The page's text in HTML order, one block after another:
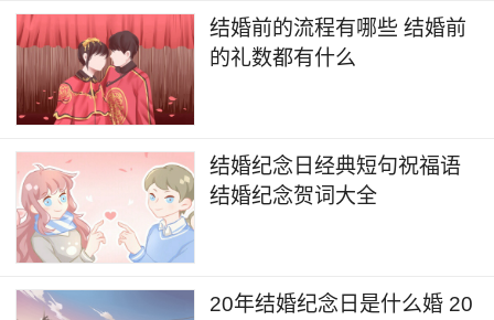
结婚前的流程有哪些 结婚前
的礼数都有什么
结婚纪念日经典短句祝福语
结婚纪念贺词大全
20年结婚纪念日是什么婚 20